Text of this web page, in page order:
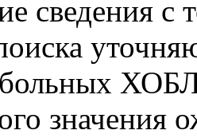
сведения с
значения